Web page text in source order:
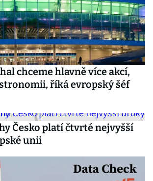
chceme hlavně více akcí,
říká evropský šéf
Česko platí čtvrté nejvyšší
unii